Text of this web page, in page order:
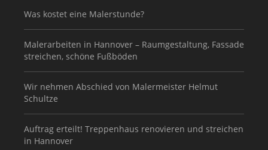
Was kostet eine Malerstunde?
Malerarbeiten in Hannover – Raumgestaltung, Fassade
streichen, schöne Fußböden
Wir nehmen Abschied von Malermeister Helmut
Schultze
Auftrag erteilt! Treppenhaus renovieren und streichen
in Hannover